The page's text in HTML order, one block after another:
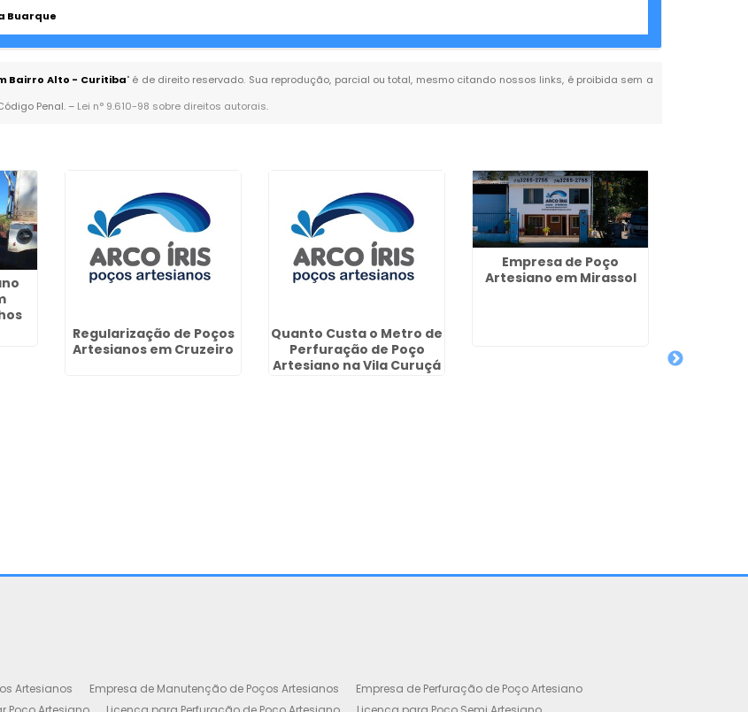
Buarque
Bairro Alto - Curitiba" é de direito reservado. Sua reprodução, parcial ou total, mesmo citando nossos links, é proibida sem a
Penal. – Lei n° 9.610-98 sobre direitos autorais.
Regularização de Poços
Artesianos em Cruzeiro
Quanto Custa o Metro de
Perfuração de Poço
Artesiano na Vila Curuçá
Empresa de Poço
Artesiano em Mirassol
Artesianos Empresa de Manutenção de Poços Artesianos
Empresa de Perfuração de Poço Artesiano